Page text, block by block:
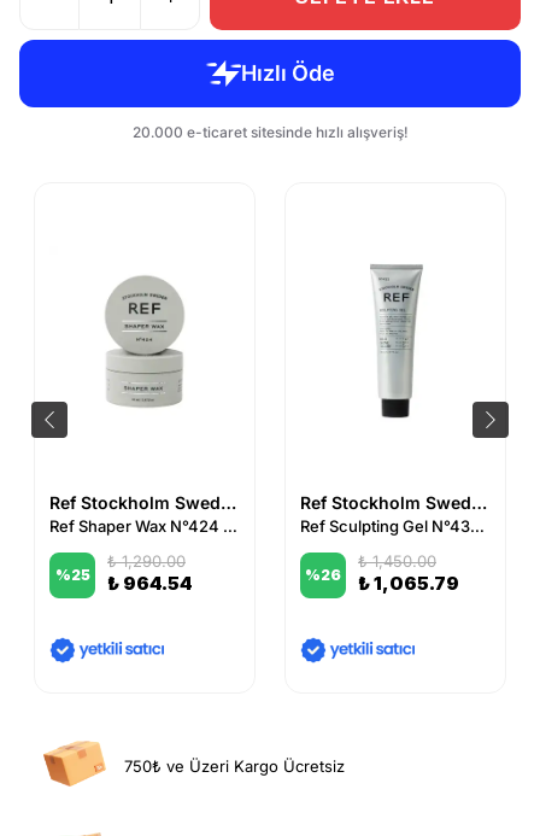
Ref Stockholm Sweden
Ref Shaper Wax N°424 85 ml
%25
₺ 1,290.00
₺ 964.54
Ref Stockholm Sweden
Ref Sculpting Gel N°433 150 ml
%26
₺ 1,450.00
₺ 1,065.79
750₺ ve Üzeri Kargo Ücretsiz